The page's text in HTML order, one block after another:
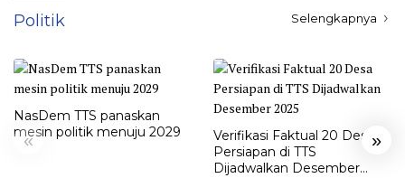
Politik Selengkapnya
« »
NasDem TTS panaskan
mesin politik menuju 2029
Verifikasi Faktual 20 Desa
Persiapan di TTS
Dijadwalkan Desember